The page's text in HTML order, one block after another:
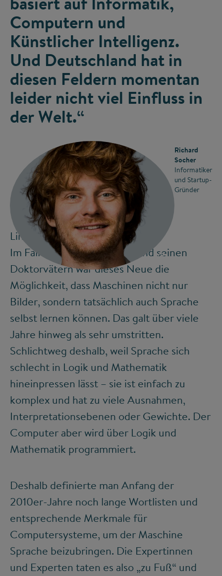
Computern und
Künstlicher Intelligenz.
Und Deutschland hat in
diesen Feldern momentan
leider nicht viel Einfluss in
der Welt.“
©
Richard
Socher
Informatiker
und Startup-
Gründer
Linguistik und Informatik
Im Fall von Richard Socher und seinen
Doktorvätern war dieses Neue die
Möglichkeit, dass Maschinen nicht nur
Bilder, sondern tatsächlich auch Sprache
selbst lernen können. Das galt über viele
Jahre hinweg als sehr umstritten.
Schlichtweg deshalb, weil Sprache sich
schlecht in Logik und Mathematik
hineinpressen lässt – sie ist einfach zu
komplex und hat zu viele Ausnahmen,
Interpretationsebenen oder Gewichte. Der
Computer aber wird über Logik und
Mathematik programmiert.
Deshalb definierte man Anfang der
2010er-Jahre noch lange Wortlisten und
entsprechende Merkmale für
Computersysteme, um der Maschine
Sprache beizubringen. Die Expertinnen
und Experten taten es also „zu Fuß“ und